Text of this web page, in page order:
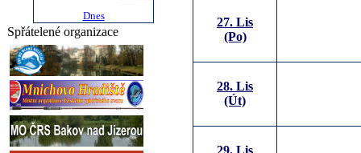
Dnes
Spřátelené organizace
27. Lis
(Po)
28. Lis
(Út)
29. Lis